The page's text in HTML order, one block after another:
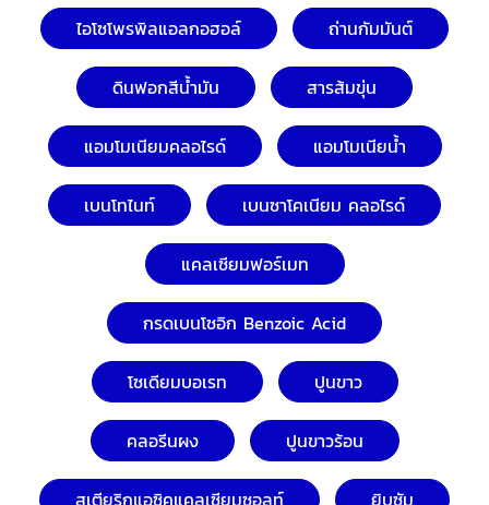
ไอโซโพรพิลแอลกอฮอล์ ถ่านกัมมันต์
ดินฟอกสีน้ำมัน สารส้มขุ่น
แอมโมเนียมคลอไรด์ แอมโมเนียน้ำ
เบนโทไนท์ เบนซาโคเนียม คลอไรด์
แคลเซียมฟอร์เมท
กรดเบนโซอิก Benzoic Acid
โซเดียมบอเรท ปูนขาว
คลอรีนผง ปูนขาวร้อน
สเตียริกแอซิคแคลเซียมซอลท์ ยิบซัม